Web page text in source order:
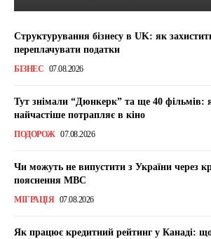
Структурування бізнесу в UK: як
переплачувати податки
БІЗНЕС 07.08.2026
Тут знімали “Дюнкерк” та ще 40 фільмів:
найчастіше потрапляє в кіно
ПОДОРОЖ 07.08.2026
Чи можуть не випустити з України через
пояснення МВС
МІГРАЦІЯ 07.08.2026
Як працює кредитний рейтинг у Канаді: